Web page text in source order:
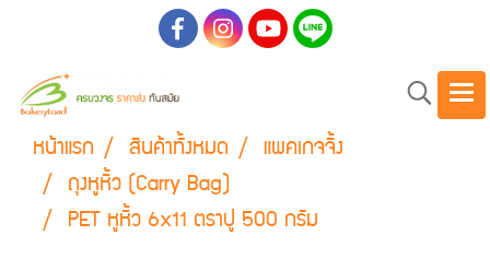
หน้าแรก สินค้าทั้งหมด แพคเกจจิ้ง
ถุงหูหิ้ว (Carry Bag)
PET หูหิ้ว 6x11 ตราปู 500 กรัม